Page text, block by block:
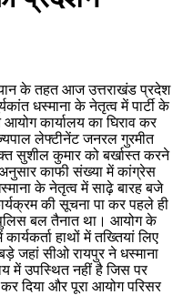
के तहत आज उत्तराखंड प्रदेश
धस्माना के नेतृत्व में पार्टी के
आयोग कार्यालय का घिराव कर
लेफ्टीनेंट जनरल गुरमीत
सुशील कुमार को बर्खास्त करने
काफी संख्या में कांग्रेस
के नेतृत्व में साढ़े बारह बजे
की सूचना पा कर पहले ही
बल तैनात था। आयोग के
हाथों में तख्तियां लिए
जहां सीओ रायपुर ने धस्माना
में उपस्थित नहीं है जिस पर
दिया और पूरा आयोग परिसर